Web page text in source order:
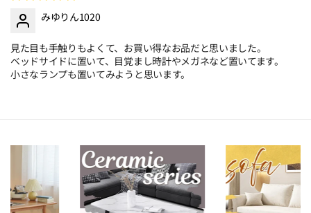
みゆりん1020
見た目も手触りもよくて、お買い得なお品だと思いました。
ベッドサイドに置いて、目覚まし時計やメガネなど置いてます。
小さなランプも置いてみようと思います。